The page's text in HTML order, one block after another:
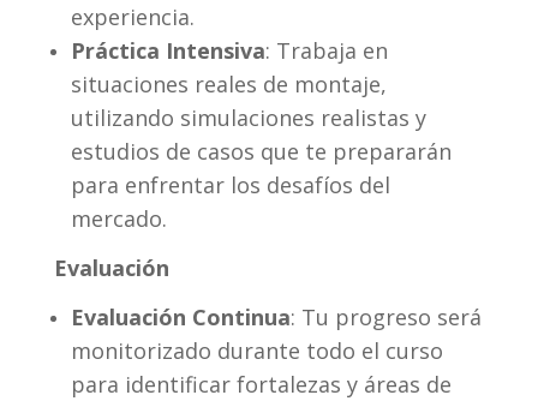
experiencia.
Práctica Intensiva: Trabaja en
situaciones reales de montaje,
utilizando simulaciones realistas y
estudios de casos que te prepararán
para enfrentar los desafíos del
mercado.
Evaluación
Evaluación Continua: Tu progreso será
monitorizado durante todo el curso
para identificar fortalezas y áreas de